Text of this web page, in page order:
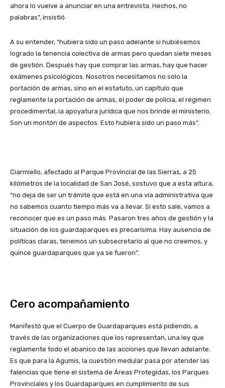
ahora lo vuelve a anunciar en una entrevista. Hechos, no
palabras”, insistió.
A su entender, “hubiera sido un paso adelante si hubiésemos
logrado la tenencia colectiva de armas pero quedan siete meses
de gestión. Después hay que comprar las armas, hay que hacer
exámenes psicológicos. Nosotros necesitamos no sólo la
portación de armas, sino en el estatuto, un capítulo que
reglamente la portación de armas, el poder de policía, el régimen
procedimental, la apoyatura jurídica que nos brinde el ministerio.
Son un montón de aspectos. Esto hubiera sido un paso más”.
Ciarmiello, afectado al Parque Provincial de las Sierras, a 25
kilómetros de la localidad de San José, sostuvo que a esta altura,
“no deja de ser un trámite que está en una vía administrativa que
no sabemos cuanto tiempo más va a llevar. Si esto sale, vamos a
reconocer que es un paso más. Pasaron tres años de gestión y la
situación de los guardaparques es precarísima. Hay ausencia de
políticas claras, tenemos un subsecretario al que no creemos, y
quince guardaparques que ya se fueron”.
Cero acompañamiento
Manifestó que el Cuerpo de Guardaparques está pidiendo, a
través de las organizaciones que los representan, una ley que
reglamente todo el abanico de las acciones que llevan adelante.
Es que para la Agumis, la cuestión medular pasa por atender las
falencias que tiene el sistema de Áreas Protegidas, los Parques
Provinciales y los Guardaparques en cumplimiento de sus